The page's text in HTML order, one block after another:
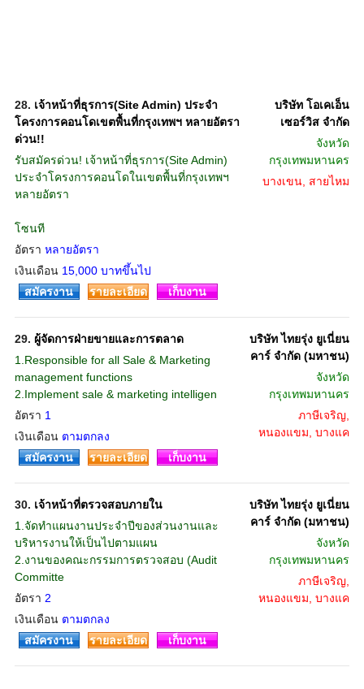
28. เจ้าหน้าที่ธุรการ(Site Admin) ประจำ
โครงการคอนโดเขตพื้นที่กรุงเทพฯ หลายอัตรา
ด่วน!!
รับสมัครด่วน! เจ้าหน้าที่ธุรการ(Site Admin)
ประจำโครงการคอนโดในเขตพื้นที่กรุงเทพฯ
หลายอัตรา
โซนที
อัตรา หลายอัตรา
เงินเดือน 15,000 บาทขึ้นไป
บริษัท โอเคเอ็น
เซอร์วิส จำกัด
จังหวัด
กรุงเทพมหานคร
บางเขน, สายไหม
สมัครงาน รายละเอียด เก็บงาน
29. ผู้จัดการฝ่ายขายและการตลาด
1.Responsible for all Sale & Marketing
management functions
2.Implement sale & marketing intelligen
อัตรา 1
เงินเดือน ตามตกลง
บริษัท ไทยรุ่ง ยูเนี่ยน
คาร์ จำกัด (มหาชน)
จังหวัด
กรุงเทพมหานคร
ภาษีเจริญ,
หนองแขม, บางแค
สมัครงาน
รายละเอียด เก็บงาน
30. เจ้าหน้าที่ตรวจสอบภายใน
1.จัดทำแผนงานประจำปีของส่วนงานและ
บริหารงานให้เป็นไปตามแผน
2.งานของคณะกรรมการตรวจสอบ (Audit
Committe
อัตรา 2
เงินเดือน ตามตกลง
บริษัท ไทยรุ่ง ยูเนี่ยน
คาร์ จำกัด (มหาชน)
จังหวัด
กรุงเทพมหานคร
ภาษีเจริญ,
หนองแขม, บางแค
สมัครงาน รายละเอียด เก็บงาน